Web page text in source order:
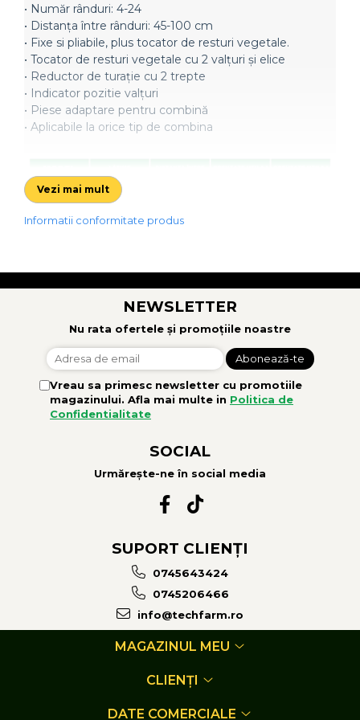
Semănători Prășitoare
Semănători Păioase
Tocătoare agricole
Tăvăluguri
Utilaje Diverse
Utilaje pentru vii şi livezi
Utilaje usturoi
• Număr rânduri: 4-24
• Distanța între rânduri: 45-100 cm
• Fixe si pliabile, plus tocator de resturi vegetale.
• Tocator de resturi vegetale cu 2 valțuri și elice
• Reductor de turație cu 2 trepte
• Indicator pozitie valțuri
• Piese adaptare pentru combină
• Aplicabile la orice tip de combina
Vezi mai mult
Informatii conformitate produs
NEWSLETTER
Nu rata ofertele și promoțiile noastre
Vreau sa primesc newsletter cu promotiile
magazinului. Afla mai multe in Politica de
Confidentialitate
SOCIAL
Urmărește-ne în social media
SUPORT CLIENȚI
0745643424
0745206466
info@techfarm.ro
MAGAZINUL MEU
CLIENȚI
DATE COMERCIALE